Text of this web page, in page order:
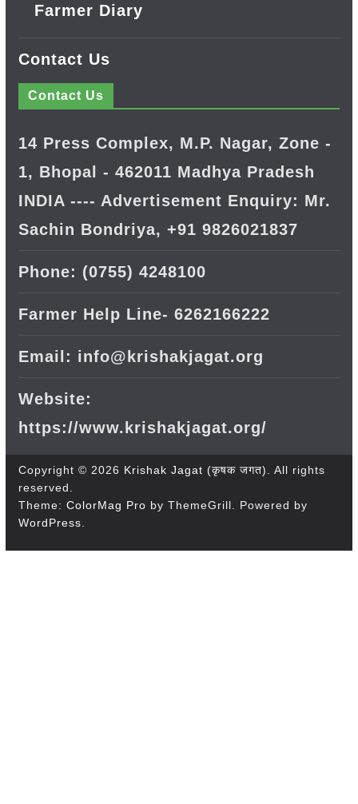
Farmer Diary
Contact Us
Contact Us
14 Press Complex, M.P. Nagar, Zone -
1, Bhopal - 462011 Madhya Pradesh
INDIA ---- Advertisement Enquiry: Mr.
Sachin Bondriya, +91 9826021837
Phone: (0755) 4248100
Farmer Help Line- 6262166222
Email: info@krishakjagat.org
Website:
https://www.krishakjagat.org/
Copyright © 2026 Krishak Jagat (कृषक जगत)
. All rights
reserved.
Theme: ColorMag Pro by ThemeGrill. Powered by
WordPress